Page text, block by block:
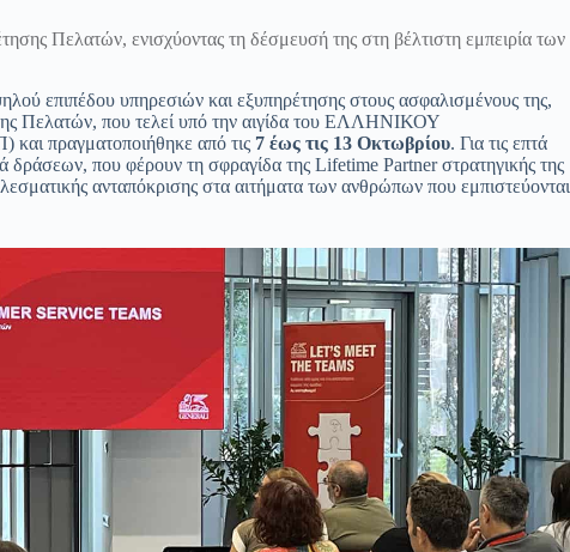
Πελατών, ενισχύοντας τη δέσμευσή της στη βέλτιστη εμπειρία των
επιπέδου υπηρεσιών και εξυπηρέτησης στους ασφαλισμένους της,
Πελατών, που τελεί υπό την αιγίδα του ΕΛΛΗΝΙΚΟΥ
από τις 7 έως τις 13 Οκτωβρίου. Για τις επτά
δράσεων, που φέρουν τη σφραγίδα της Lifetime Partner στρατηγικής της
ανταπόκρισης στα αιτήματα των ανθρώπων που εμπιστεύονται